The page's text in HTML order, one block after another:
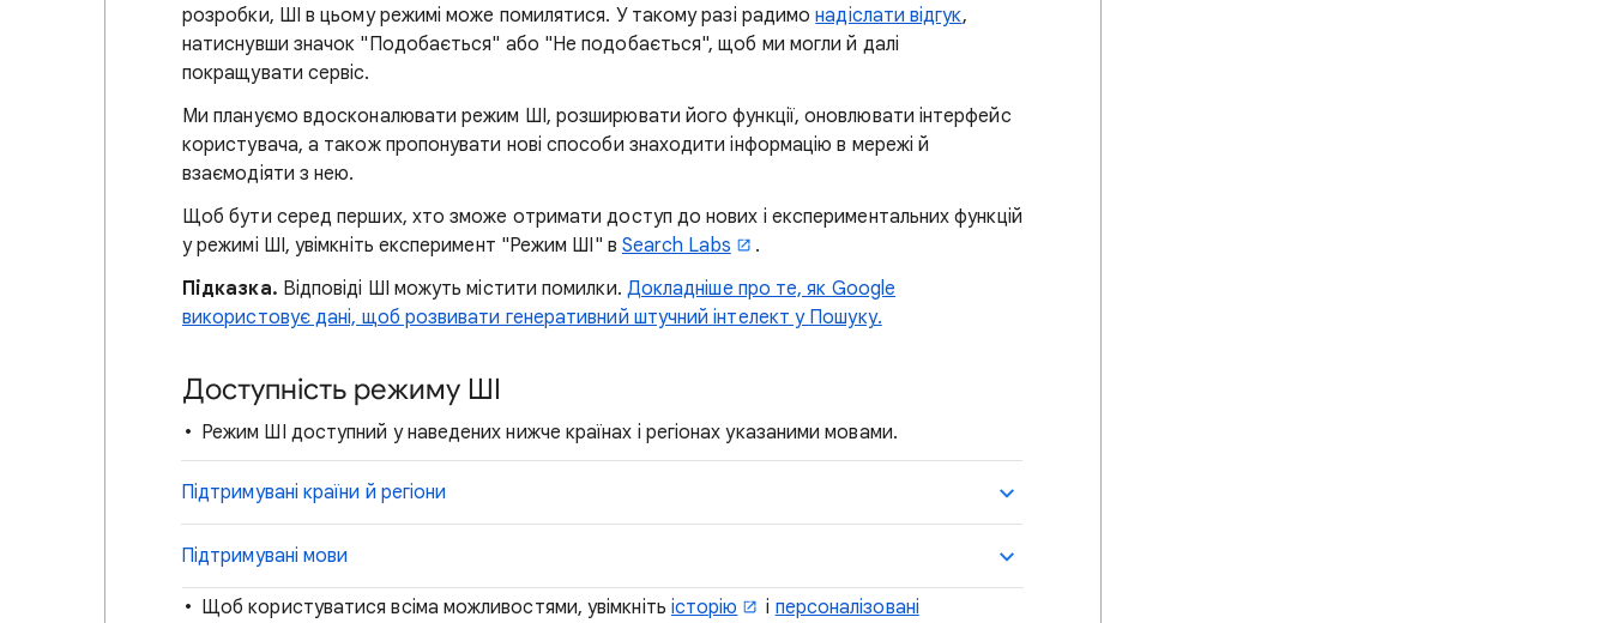
розробки, ШІ в цьому режимі може помилятися. У такому разі радимонадіслати відгук,
натиснувши значок "Подобається" або "Не подобається", щоб ми могли й далі
покращувати сервіс.
Ми плануємо вдосконалювати режим ШІ, розширювати його функції, оновлювати інтерфейс
користувача, а також пропонувати нові способи знаходити інформацію в мережі й
взаємодіяти з нею.
Щоб бути серед перших, хто зможе отримати доступ до нових і експериментальних функцій
у режимі ШІ, увімкніть експеримент "Режим ШІ" в Search Labs
.
Підказка. Відповіді ШІ можуть містити помилки. Докладніше про те, як Google
використовує дані, щоб розвивати генеративний штучний інтелект у Пошуку.
Доступність режиму ШІ
Режим ШІ доступний у наведених нижче країнах і регіонах указаними мовами.
Підтримувані країни й регіони
Підтримувані мови
Щоб користуватися всіма можливостями, увімкніть історію і персоналізовані